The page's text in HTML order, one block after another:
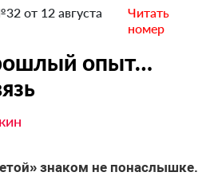
от 12 августа
Читать
номер
опыт…
знаком не понаслышке.